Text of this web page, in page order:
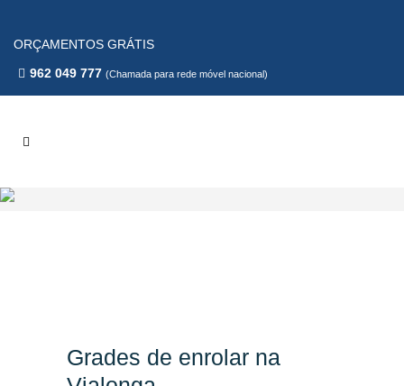
ORÇAMENTOS GRÁTIS
962 049 777 (Chamada para rede móvel nacional)
Grades de enrolar na